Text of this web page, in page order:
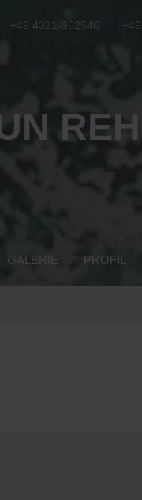
+49 4321-952546
GALERIE PROFIL